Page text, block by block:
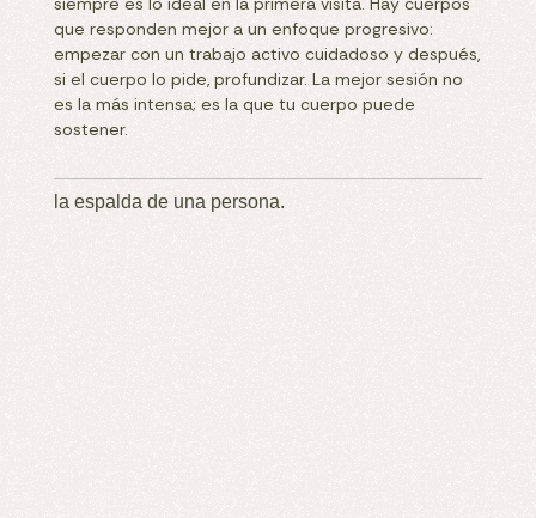
que responden mejor a un enfoque progresivo:
empezar con un trabajo activo cuidadoso y después,
si el cuerpo lo pide, profundizar. La mejor sesión no
es la más intensa; es la que tu cuerpo puede
sostener.